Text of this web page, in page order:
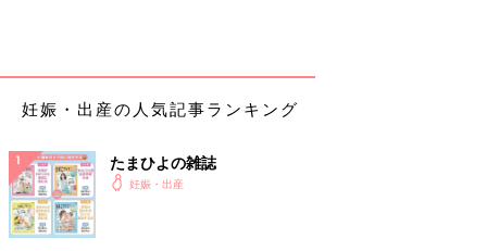
妊娠・出産の人気記事ランキング
たまひよの雑誌
妊娠・出産